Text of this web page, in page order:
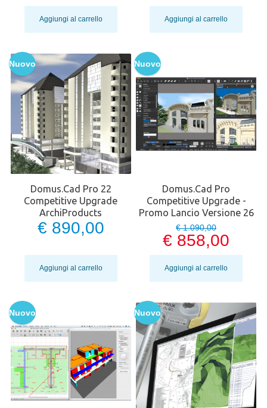
Aggiungi al carrello Aggiungi al carrello
Nuovo
Domus.Cad Pro 22
Competitive Upgrade
ArchiProducts
€ 890,00
Aggiungi al carrello
Nuovo
Domus.Cad Pro
Competitive Upgrade -
Promo Lancio Versione 26
€ 1.090,00
€ 858,00
Aggiungi al carrello
Nuovo Nuovo